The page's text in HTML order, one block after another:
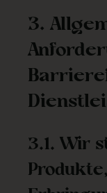
3.
3.1. Wir